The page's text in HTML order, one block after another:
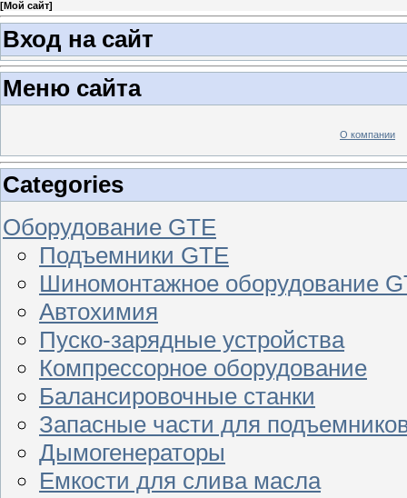
[Мой сайт]
Вход на сайт
Меню сайта
О компании
Categories
Оборудование GTE
Подъемники GTE
Шиномонтажное оборудование
Автохимия
Пуско-зарядные устройства
Компрессорное оборудование
Балансировочные станки
Запасные части для
Дымогенераторы
Емкости для слива масла